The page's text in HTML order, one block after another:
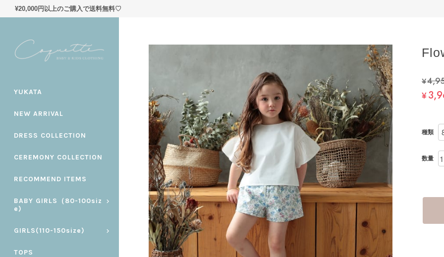
¥20,000円以上のご購入で送料無料♡
YUKATA
NEW ARRIVAL
DRESS COLLECTION
CEREMONY COLLECTION
RECOMMEND ITEMS
BABY GIRLS（80-100siz
e)
GIRLS(110-150size)
TOPS
¥
種類
数量